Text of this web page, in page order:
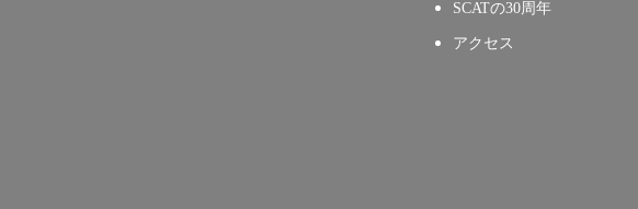
SCATの30周年
アクセス